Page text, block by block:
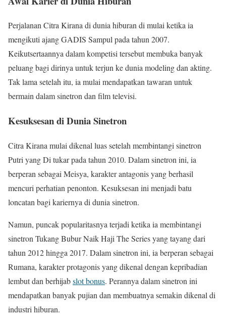
Perjalanan Citra Kirana di dunia hiburan di mulai ketika ia
mengikuti ajang GADIS Sampul pada tahun 2007.
Keikutsertaannya dalam kompetisi tersebut membuka banyak
peluang bagi dirinya untuk terjun ke dunia modeling dan akting.
Tak lama setelah itu, ia mulai mendapatkan tawaran untuk
bermain dalam sinetron dan film televisi.
Kesuksesan di Dunia Sinetron
Citra Kirana mulai dikenal luas setelah membintangi sinetron
Putri yang Di tukar pada tahun 2010. Dalam sinetron ini, ia
berperan sebagai Meisya, karakter antagonis yang berhasil
mencuri perhatian penonton. Kesuksesan ini menjadi batu
loncatan bagi kariernya di dunia sinetron.
Namun, puncak popularitasnya terjadi ketika ia membintangi
sinetron Tukang Bubur Naik Haji The Series yang tayang dari
tahun 2012 hingga 2017. Dalam sinetron ini, ia berperan sebagai
Rumana, karakter protagonis yang dikenal dengan kepribadian
lembut dan berhijabslot bonus. Perannya dalam sinetron ini
mendapatkan banyak pujian dan membuatnya semakin dikenal di
industri hiburan.